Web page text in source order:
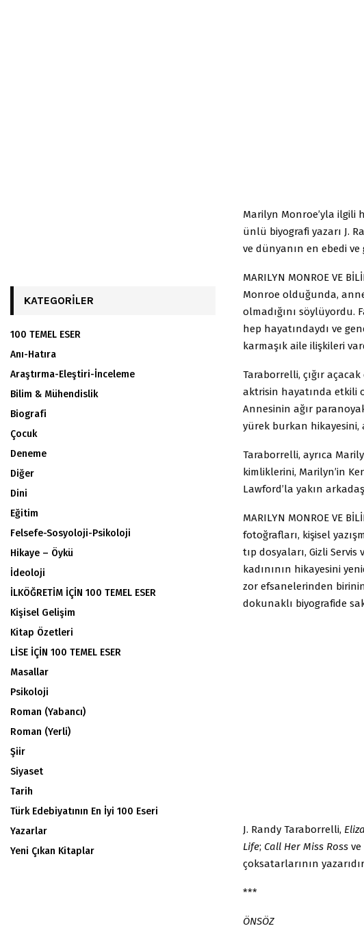
Marilyn Monroe’yla ilgili
ünlü biyografi yazarı J.
ve dünyanın en ebedi ve
MARILYN MONROE VE
Monroe olduğunda,
olmadığını söylüyordu.
hep hayatındaydı ve
karmaşık aile ilişkileri
Taraborrelli, çığır
aktrisin hayatında etkili
Annesinin ağır
yürek burkan hikayesini,
Taraborrelli, ayrıca
kimliklerini, Marilyn’in
Lawford’la yakın
MARILYN MONROE VE
fotoğrafları, kişisel
tıp dosyaları, Gizli
kadınının hikayesini
zor efsanelerinden birinin
dokunaklı biyografide
J. Randy Taraborrelli,
Life; Call Her Miss Ross ve
çoksatarlarının
***
ÖNSÖZ
KATEGORILER
100 TEMEL ESER
Anı-Hatıra
Araştırma-Eleştiri-İnceleme
Bilim & Mühendislik
Biografi
Çocuk
Deneme
Diğer
Dini
Eğitim
Felsefe-Sosyoloji-Psikoloji
Hikaye – Öykü
İdeoloji
İLKÖĞRETİM İÇİN 100 TEMEL ESER
Kişisel Gelişim
Kitap Özetleri
LİSE İÇİN 100 TEMEL ESER
Masallar
Psikoloji
Roman (Yabancı)
Roman (Yerli)
Şiir
Siyaset
Tarih
Türk Edebiyatının En İyi 100 Eseri
Yazarlar
Yeni Çıkan Kitaplar